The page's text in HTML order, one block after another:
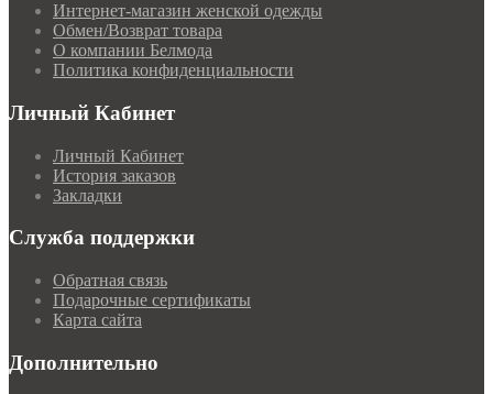
Интернет-магазин женской одежды
Обмен/Возврат товара
О компании Белмода
Политика конфиденциальности
Личный Кабинет
Личный Кабинет
История заказов
Закладки
Служба поддержки
Обратная связь
Подарочные сертификаты
Карта сайта
Дополнительно